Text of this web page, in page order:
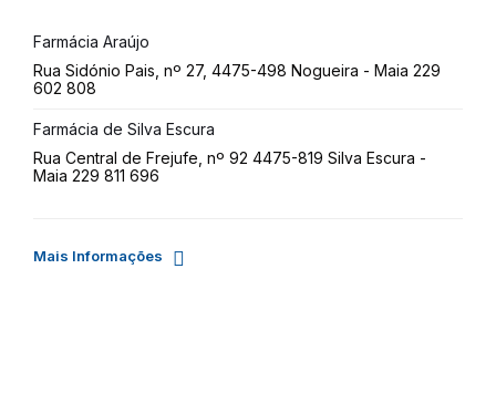
Farmácia Araújo
Rua Sidónio Pais, nº 27, 4475-498 Nogueira - Maia 229
602 808
Farmácia de Silva Escura
Rua Central de Frejufe, nº 92 4475-819 Silva Escura -
Maia 229 811 696
Mais Informações